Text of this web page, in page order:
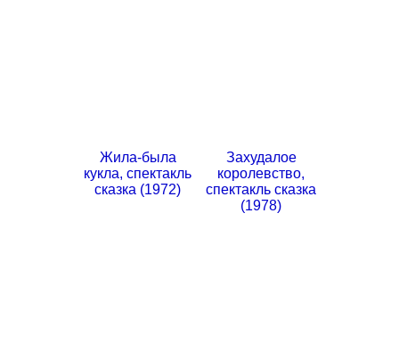
Жила-была
кукла, спектакль
сказка (1972)
Захудалое
королевство,
спектакль сказка
(1978)